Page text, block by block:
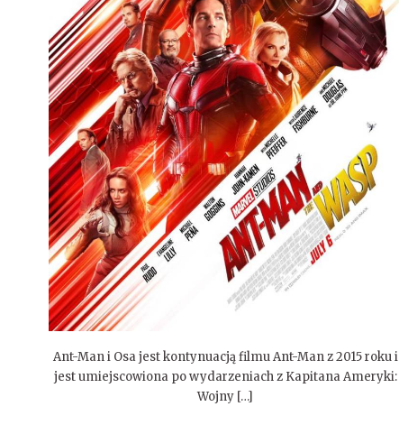
Ant-Man i Osa jest kontynuacją filmu Ant-Man z 2015 roku i
jest umiejscowiona po wydarzeniach z Kapitana Ameryki:
Wojny […]